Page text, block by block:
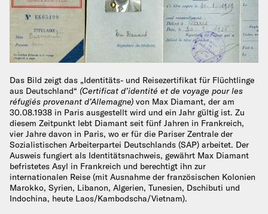
Das Bild zeigt das „Identitäts- und Reisezertifikat für Flüchtlinge
aus Deutschland“ (Certificat d’identité et de voyage pour les
réfugiés provenant d’Allemagne) von Max Diamant, der am
30.08.1938 in Paris ausgestellt wird und ein Jahr gültig ist. Zu
diesem Zeitpunkt lebt Diamant seit fünf Jahren in Frankreich,
vier Jahre davon in Paris, wo er für die Pariser Zentrale der
Sozialistischen Arbeiterpartei Deutschlands (SAP) arbeitet. Der
Ausweis fungiert als Identitätsnachweis, gewährt Max Diamant
befristetes Asyl in Frankreich und berechtigt ihn zur
internationalen Reise (mit Ausnahme der französischen Kolonien
Marokko, Syrien, Libanon, Algerien, Tunesien, Dschibuti und
Indochina, heute Laos/Kambodscha/Vietnam).